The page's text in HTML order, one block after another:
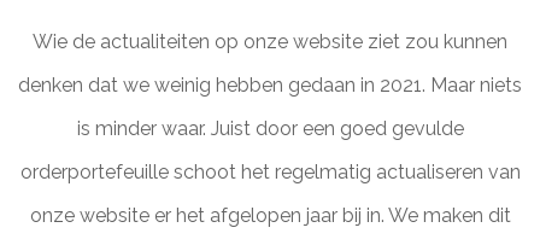
Wie de actualiteiten op onze website ziet zou kunnen
denken dat we weinig hebben gedaan in 2021. Maar niets
is minder waar. Juist door een goed gevulde
orderportefeuille schoot het regelmatig actualiseren van
onze website er het afgelopen jaar bij in. We maken dit